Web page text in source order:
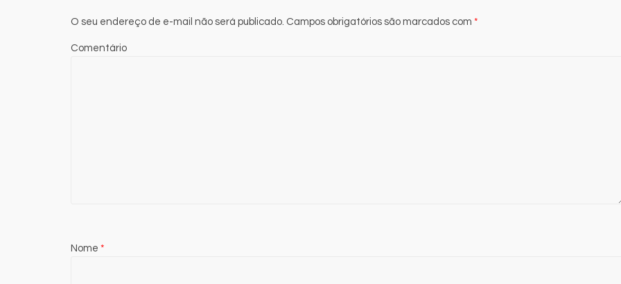
O seu endereço de e-mail não será publicado. Campos obrigatórios são marcados com *
Comentário
Nome *